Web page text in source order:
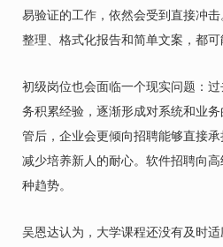
易验证的工作，依然会受到直接冲
整理、格式化报告和简单文案，都可
初级岗位也会面临一个现实问题：
务积累经验，逐渐形成对系统和业
管后，企业会更倾向招聘能够直接
减少培养新人的耐心。软件招聘向
种趋势。
吴恩达认为，大学课程还没有及时